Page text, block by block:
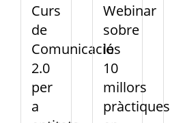
Curs
de
Comunicació
2.0
per
a
Webinar
sobre
les
10
millors
pràctiques